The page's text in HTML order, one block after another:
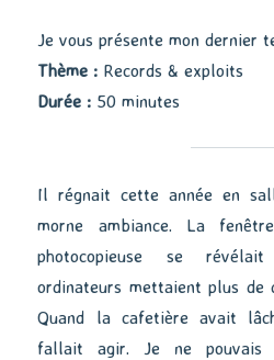
Je vous présente mon dernier
Thème : Records & exploits
Durée : 50 minutes
Il régnait cette année en
morne ambiance. La
photocopieuse se
ordinateurs mettaient plus de
Quand la cafetière avait
fallait agir. Je ne pouvais